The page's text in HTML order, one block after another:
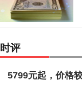
时评
5799元起，价格